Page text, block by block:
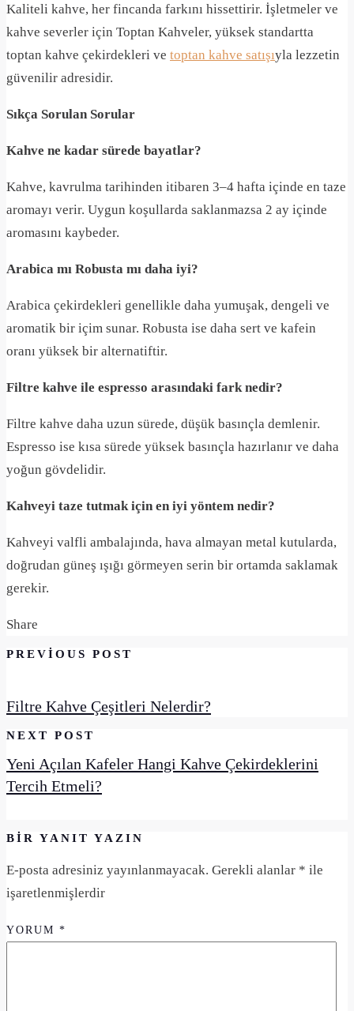
Kaliteli kahve, her fincanda farkını hissettirir. İşletmeler ve
kahve severler için Toptan Kahveler, yüksek standartta
toptan kahve çekirdekleri ve toptan kahve satışıyla lezzetin
güvenilir adresidir.
Sıkça Sorulan Sorular
Kahve ne kadar sürede bayatlar?
Kahve, kavrulma tarihinden itibaren 3–4 hafta içinde en taze
aromayı verir. Uygun koşullarda saklanmazsa 2 ay içinde
aromasını kaybeder.
Arabica mı Robusta mı daha iyi?
Arabica çekirdekleri genellikle daha yumuşak, dengeli ve
aromatik bir içim sunar. Robusta ise daha sert ve kafein
oranı yüksek bir alternatiftir.
Filtre kahve ile espresso arasındaki fark nedir?
Filtre kahve daha uzun sürede, düşük basınçla demlenir.
Espresso ise kısa sürede yüksek basınçla hazırlanır ve daha
yoğun gövdelidir.
Kahveyi taze tutmak için en iyi yöntem nedir?
Kahveyi valfli ambalajında, hava almayan metal kutularda,
doğrudan güneş ışığı görmeyen serin bir ortamda saklamak
gerekir.
Share
PREVIOUS POST
Filtre Kahve Çeşitleri Nelerdir?
NEXT POST
Yeni Açılan Kafeler Hangi Kahve Çekirdeklerini
Tercih Etmeli?
BIR YANIT YAZIN
E-posta adresiniz yayınlanmayacak. Gerekli alanlar * ile
işaretlenmişlerdir
YORUM *